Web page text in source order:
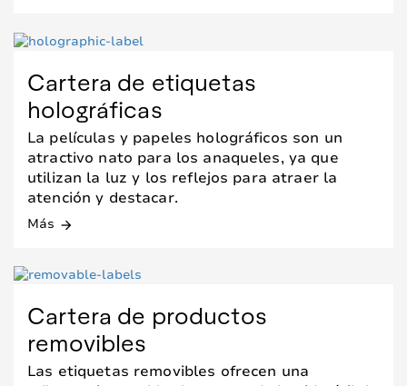
Cartera de etiquetas
holográficas
La películas y papeles holográficos son un
atractivo nato para los anaqueles, ya que
utilizan la luz y los reflejos para atraer la
atención y destacar.
Más arrow_forward
Cartera de productos
removibles
Las etiquetas removibles ofrecen una